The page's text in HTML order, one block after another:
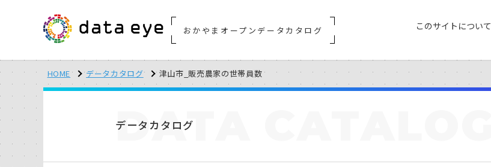
おかやまオープンデータカタログ このサイトについて
HOME データカタログ 津山市_販売農家の世帯員数
データカタログ
DATA